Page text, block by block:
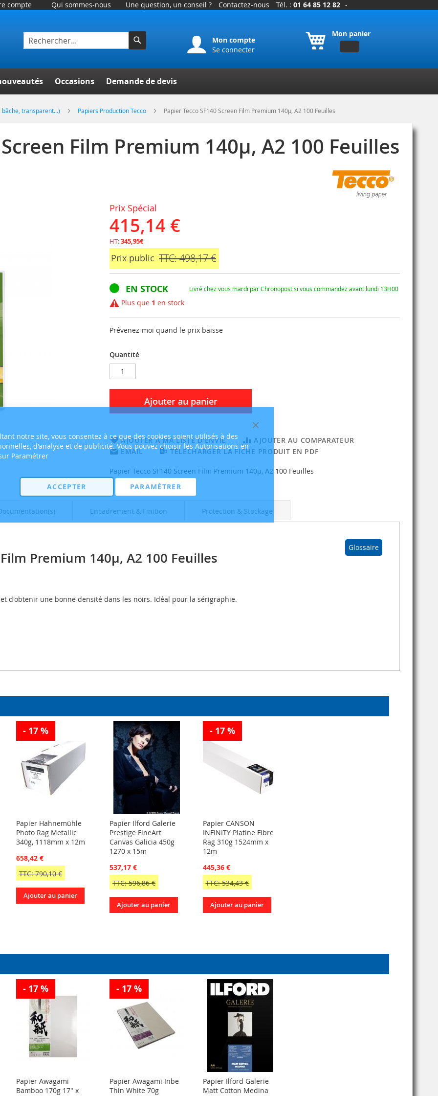
Fermer
notre site, vous consentez à ce que des cookies soient utilisés à des
d'analyse et de publicité. Vous pouvez choisir les Autorisations en
Paramétrer
ACCEPTER PARAMÉTRER
compte Qui sommes-nous Une question, un conseil ? Contactez-nous Tél. : 01 64 85 12 82 -
Mon panier
Mon compte
Se connecter
Occasions Demande de devis
transparent...) Papiers Production Tecco Papier Tecco SF140 Screen Film Premium 140µ, A2 100 Feuilles
Film Premium 140µ, A2 100 Feuilles
Prix Spécial
415,14 €
HT:345,95€
Prix public TTC: 498,17 €
EN STOCK Livré chez vous mardi par Chronopost si vous commandez avant lundi 13H00
Plus que 1 en stock
Prévenez-moi quand le prix baisse
Quantité
Ajouter au panier
AJOUTER À MA LISTE D’ENVIE
AJOUTER AU COMPARATEUR
EMAIL
TÉLÉCHARGER LA FICHE PRODUIT EN PDF
Papier Tecco SF140 Screen Film Premium 140µ, A2 100 Feuilles
Glossaire
Premium 140µ, A2 100 Feuilles
d'obtenir une bonne densité dans les noirs. Idéal pour la sérigraphie.
Encadrement & Finition Protection & Stockage
- 17 %
Papier Hahnemühle
Photo Rag Metallic
340g, 1118mm x 12m
658,42 €
TTC: 790,10 €
Ajouter au panier
Papier Ilford Galerie
Prestige FineArt
Canvas Galicia 450g
1270 x 15m
537,17 €
TTC: 596,86 €
Ajouter au panier
- 17 %
Papier CANSON
INFINITY Platine Fibre
Rag 310g 1524mm x
12m
445,36 €
TTC: 534,43 €
Ajouter au panier
- 17 %
Papier Awagami
Bamboo 170g 17" x
- 17 %
Papier Awagami Inbe
Thin White 70g
Papier Ilford Galerie
Matt Cotton Medina